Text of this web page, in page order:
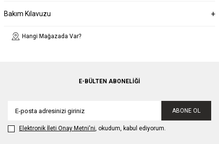
Bakım Kılavuzu
Hangi Mağazada Var?
E-BÜLTEN ABONELIĞI
ABONE OL
Elektronik İleti Onay Metni'ni, okudum, kabul ediyorum.